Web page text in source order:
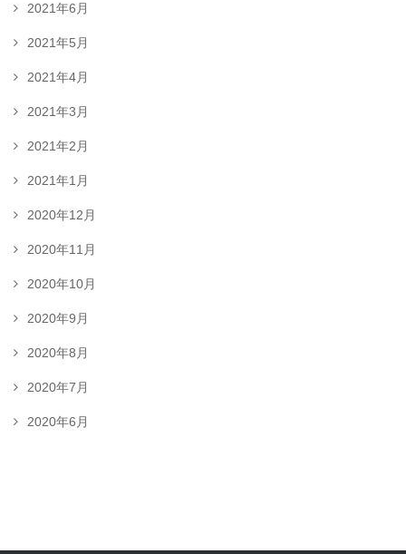
2021年6月
2021年5月
2021年4月
2021年3月
2021年2月
2021年1月
2020年12月
2020年11月
2020年10月
2020年9月
2020年8月
2020年7月
2020年6月